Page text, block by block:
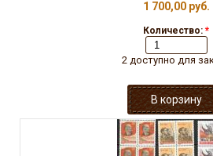
1 700,00 руб.
Количество: *
2 доступно для